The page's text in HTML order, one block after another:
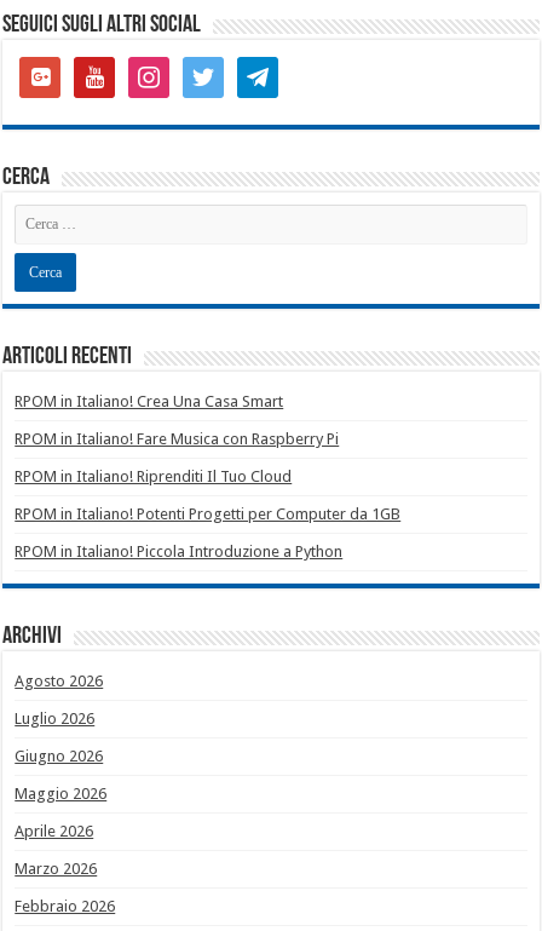
SEGUICI SUGLI ALTRI SOCIAL
google-
plus-
youtubeinstagramtwitter telegram
cerca
Articoli recenti
RPOM in Italiano! Crea Una Casa Smart
RPOM in Italiano! Fare Musica con Raspberry Pi
RPOM in Italiano! Riprenditi Il Tuo Cloud
RPOM in Italiano! Potenti Progetti per Computer da 1GB
RPOM in Italiano! Piccola Introduzione a Python
Archivi
Agosto 2026
Luglio 2026
Giugno 2026
Maggio 2026
Aprile 2026
Marzo 2026
Febbraio 2026